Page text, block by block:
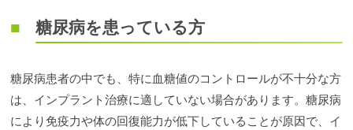
糖尿病を患っている方
糖尿病患者の中でも、特に血糖値のコントロールが不十分な方
は、インプラント治療に適していない場合があります。糖尿病
により免疫力や体の回復能力が低下していることが原因で、イ